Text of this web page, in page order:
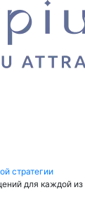
стратегии
для каждой из